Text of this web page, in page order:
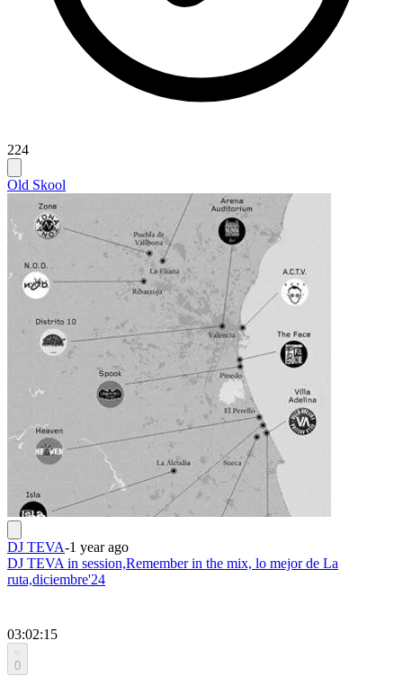
224
Old Skool
DJ TEVA-1 year ago
DJ TEVA in session,Remember in the mix, lo mejor de La
ruta,diciembre'24
03:02:15
0